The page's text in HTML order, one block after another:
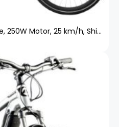
AsVIVA B15 E-Bike 28" Citybike, 250W Motor, 25 km/h, Shimano, LED, Akku B15_FBA_GS